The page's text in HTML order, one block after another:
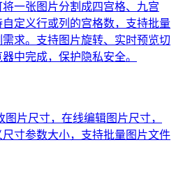
一张图片分割成四宫格、九宫
定义行或列的宫格数，支持批量
求。支持图片旋转、实时预览切
中完成，保护隐私安全。
片尺寸，在线编辑图片尺寸，
寸参数大小，支持批量图片文件